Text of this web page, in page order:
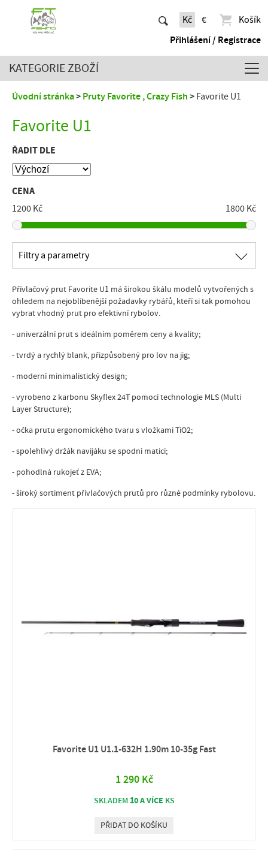
Kč €
Košík
Přihlášení / Registrace
KATEGORIE ZBOŽÍ
Úvodní stránka Pruty Favorite , Crazy Fish Favorite U1
Favorite U1
ŘADIT DLE
CENA
1200 Kč
1800 Kč
Filtry a parametry ∟
Přívlačový prut Favorite U1 má širokou škálu modelů vytvořených s
ohledem na nejoblíbenější požadavky rybářů, kteří si tak pomohou
vybrat vhodný prut pro efektivní rybolov.
- univerzální prut s ideálním poměrem ceny a kvality;
- tvrdý a rychlý blank, přizpůsobený pro lov na jig;
- moderní minimalistický design;
- vyrobeno z karbonu Skyflex 24T pomocí technologie MLS (Multi
Layer Structure);
- očka prutu ergonomického tvaru s vložkami TiO2;
- spolehlivý držák navijáku se spodní maticí;
- pohodlná rukojeť z EVA;
- široký sortiment přívlačových prutů pro různé podmínky rybolovu.
Favorite U1 U1.1-632H 1.90m 10-35g Fast
1 290 Kč
SKLADEM 10 A VÍCE KS
PŘIDAT DO KOŠÍKU